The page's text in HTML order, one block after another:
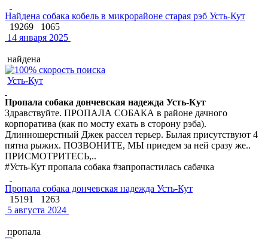
Найдена собака кобель в микрорайоне старая рэб Усть-Кут
19269
1065
14 января 2025
найдена
Усть-Кут
Пропала собака дончевская надежда Усть-Кут
Здравствуйте. ПРОПАЛА СОБАКА в районе дачного
корпоратива (как по мосту ехать в сторону рэба).
Длинношерстный Джек рассел терьер. Былая присутствуют 4
пятна рыжих. ПОЗВОНИТЕ, МЫ приедем за ней сразу же..
ПРИСМОТРИТЕСЬ,..
#Усть-Кут пропала собака #запропастилась сабачка
Пропала собака дончевская надежда Усть-Кут
15191
1263
5 августа 2024
пропала